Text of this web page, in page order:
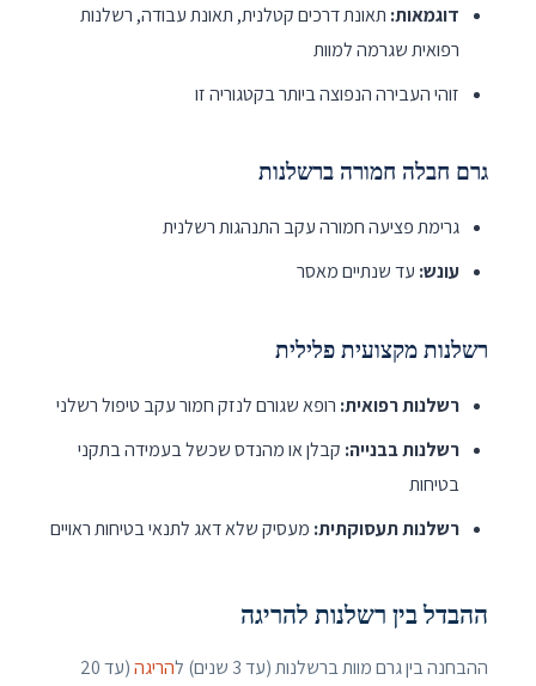
דוגמאות: תאונת דרכים קטלנית, תאונת עבודה, רשלנות
רפואית שגרמה למוות
זוהי העבירה הנפוצה ביותר בקטגוריה זו
גרם חבלה חמורה ברשלנות
גרימת פציעה חמורה עקב התנהגות רשלנית
עונש: עד שנתיים מאסר
רשלנות מקצועית פלילית
רשלנות רפואית: רופא שגורם לנזק חמור עקב טיפול רשלני
רשלנות בבנייה: קבלן או מהנדס שכשל בעמידה בתקני
בטיחות
רשלנות תעסוקתית: מעסיק שלא דאג לתנאי בטיחות ראויים
ההבדל בין רשלנות להריגה
ההבחנה בין גרם מוות ברשלנות (עד 3 שנים) ל הריגה
(עד 20